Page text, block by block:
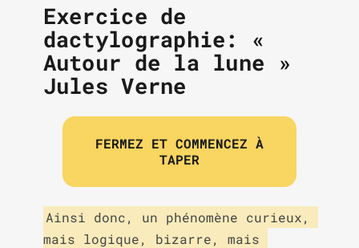
Exercice de
dactylographie: «
Autour de la lune »
Jules Verne
FERMEZ ET COMMENCEZ À
TAPER
Ainsi donc, un phénomène curieux,
mais logique, bizarre, mais